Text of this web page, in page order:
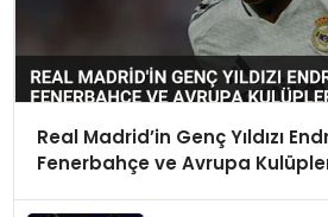
Real Madrid’in Genç Yıldızı
Fenerbahçe ve Avrupa